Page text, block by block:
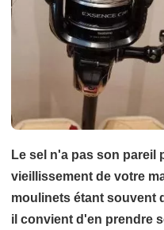
Le sel n'a pas son pareil
vieillissement de votre
moulinets étant souvent
il convient d'en prendre